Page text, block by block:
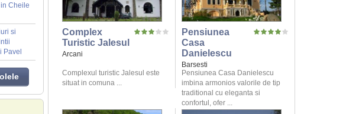
Cheile
si
Pavel
Complex
Turistic Jalesul
Arcani
Complexul turistic Jalesul este
situat in comuna ...
Pensiunea
Casa
Danielescu
Barsesti
Pensiunea Casa Danielescu
imbina armonios valorile de tip
traditional cu eleganta si
confortul, ofer ...